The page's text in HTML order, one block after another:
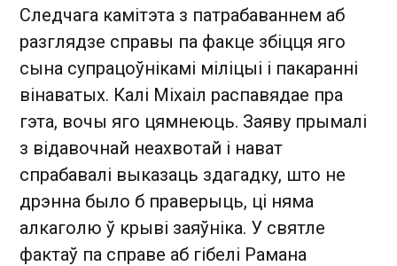
Следчага камітэта з патрабаваннем аб
разглядзе справы па факце збіцця яго
сына супрацоўнікамі міліцыі і пакаранні
вінаватых. Калі Міхаіл распавядае пра
гэта, вочы яго цямнеюць. Заяву прымалі
з відавочнай неахвотай і нават
спрабавалі выказаць здагадку, што не
дрэнна было б праверыць, ці няма
алкаголю ў крыві заяўніка. У святле
фактаў па справе аб гібелі Рамана